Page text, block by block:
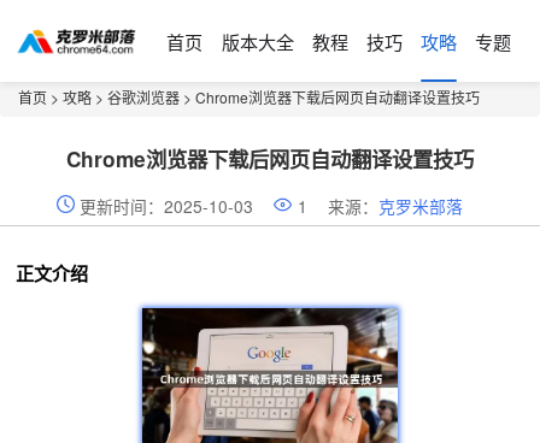
首页 版本大全 教程 技巧 攻略 专题
首页 > 攻略 > 谷歌浏览器 > Chrome浏览器下载后网页自动翻译设置技巧
Chrome浏览器下载后网页自动翻译设置技巧
更新时间：2025-10-03 1 来源： 克罗米部落
正文介绍